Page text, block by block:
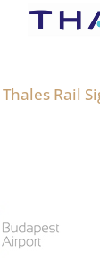
Thales Rail